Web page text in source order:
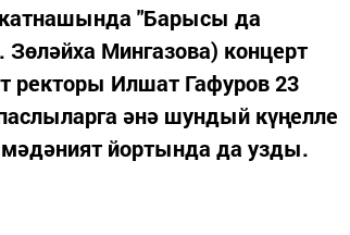
катнашында "Барысы да
Мингазова) концерт
ректоры Илшат Гафуров 23
әнә шундый күңелле
мәдәният йортында да узды.